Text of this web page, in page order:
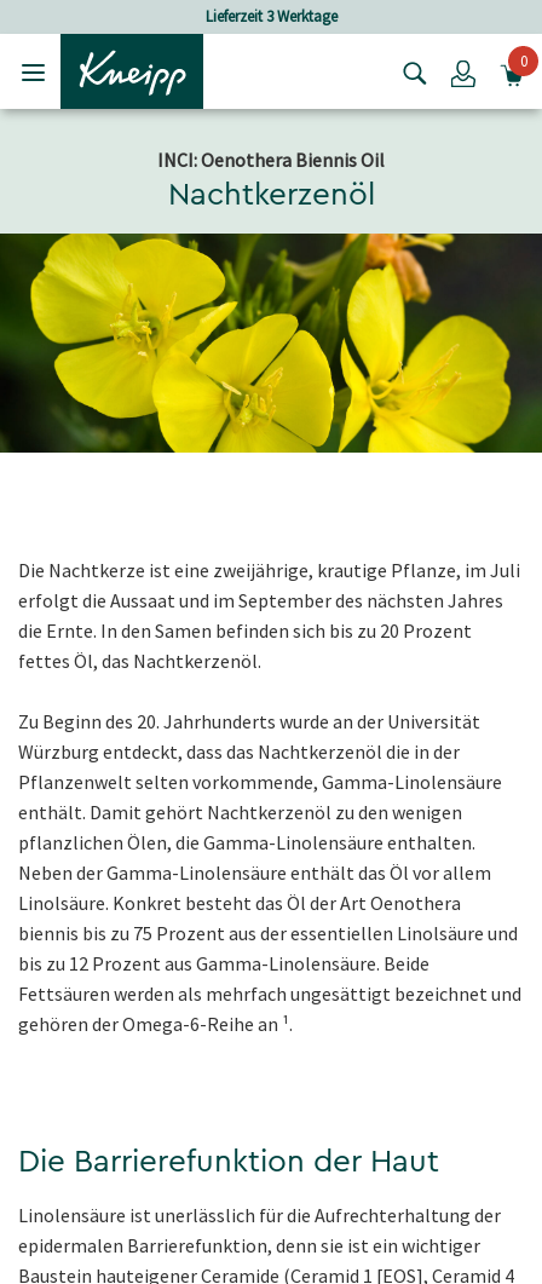
Login0
INCI: Oenothera Biennis Oil
Nachtkerzenöl
Die Nachtkerze ist eine zwei­jährige, krautige Pflanze, im Juli
erfolgt die Aussaat und im Sep­tember des nächsten Jahres
die Ernte. In den Samen befinden sich bis zu 20 Prozent
fettes Öl, das Nachtkerzenöl.
Zu Beginn des 20. Jahrhunderts wurde an der Universität
Würzburg entdeckt, dass das Nachtkerzenöl die in der
Pflanzenwelt selten vorkommende, Gamma-Linolensäure
enthält. Damit gehört Nachtkerzenöl zu den weni­gen
pflanzlichen Ölen, die Gamma-Linolensäure enthalten.
Neben der Gamma-Linolensäure enthält das Öl vor allem
Linolsäure. Konkret besteht das Öl der Art Oenothera
biennis bis zu 75 Prozent aus der essentiellen Linolsäure und
bis zu 12 Prozent aus Gamma-Linolen­säure. Beide
Fettsäuren werden als mehrfach ungesättigt bezeichnet und
gehören der Omega-6-Reihe an ¹.
Die Barrierefunktion der Haut
Linolensäure ist unerlässlich für die Aufrechterhaltung der
epidermalen Barrierefunktion, denn sie ist ein wichtiger
Baustein hauteigener Ceramide (Ceramid 1 [EOS], Ceramid 4